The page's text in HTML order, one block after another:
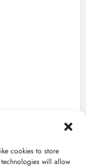
cookies to store
will allow